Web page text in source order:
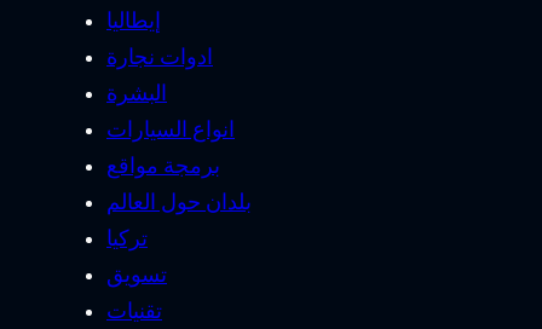
إيطاليا
ادوات نجارة
البشرة
انواع السيارات
برمجة مواقع
بلدان حول العالم
تركيا
تسويق
تقنيات